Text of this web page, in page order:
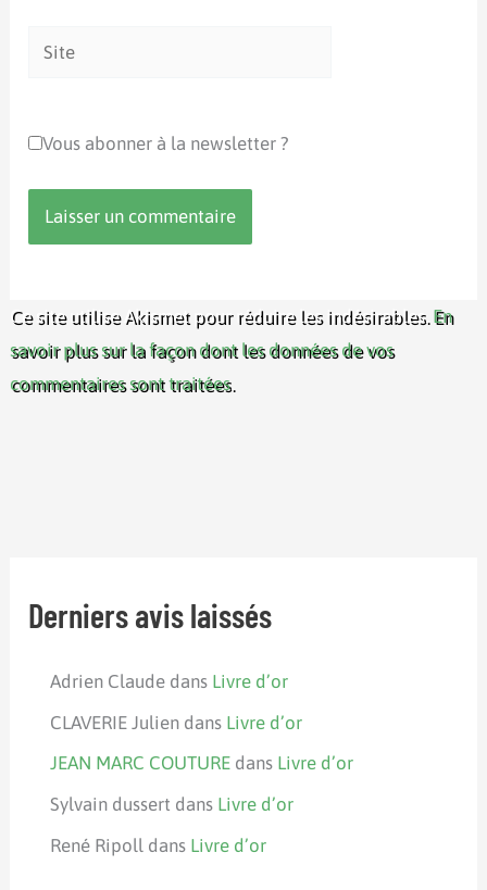
Site
Vous abonner à la newsletter ?
Ce site utilise Akismet pour réduire les indésirables. En
savoir plus sur la façon dont les données de vos
commentaires sont traitées.
Derniers avis laissés
Adrien Claude dans Livre d’or
CLAVERIE Julien dans Livre d’or
JEAN MARC COUTURE dans Livre d’or
Sylvain dussert dans Livre d’or
René Ripoll dans Livre d’or